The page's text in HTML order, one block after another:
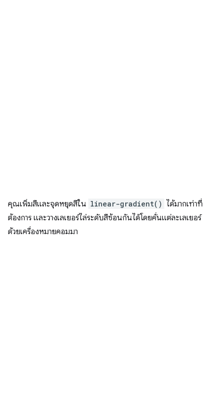
คุณเพิ่มสีและจุดหยุดสีใน linear-gradient() ได้มากเท่าที่
ต้องการ และวางเลเยอร์ไล่ระดับสีซ้อนกันได้โดยคั่นแต่ละเลเยอร์
ด้วยเครื่องหมายคอมมา